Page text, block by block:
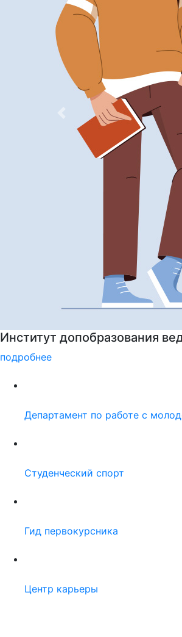
Институт допобразования
подробнее
Previous
Департамент по работе с
Студенческий спорт
Гид первокурсника
Центр карьеры